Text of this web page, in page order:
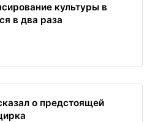
культуры в
в два раза
о предстоящей